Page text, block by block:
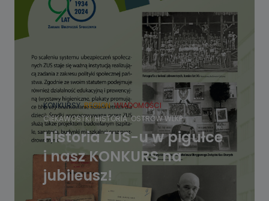
KONKURSY REGION WIADOMOŚCI
CIEKAWOSTKI HISTORIA OSTRÓW WLKP.
Historia ZUS-u w pigułce
i nasz KONKURS na
jubileusz!